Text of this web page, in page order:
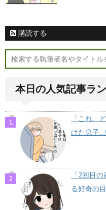
購読する
本日の人気記事ラ
「これ、
けた息子…
「2回目
る好奇の